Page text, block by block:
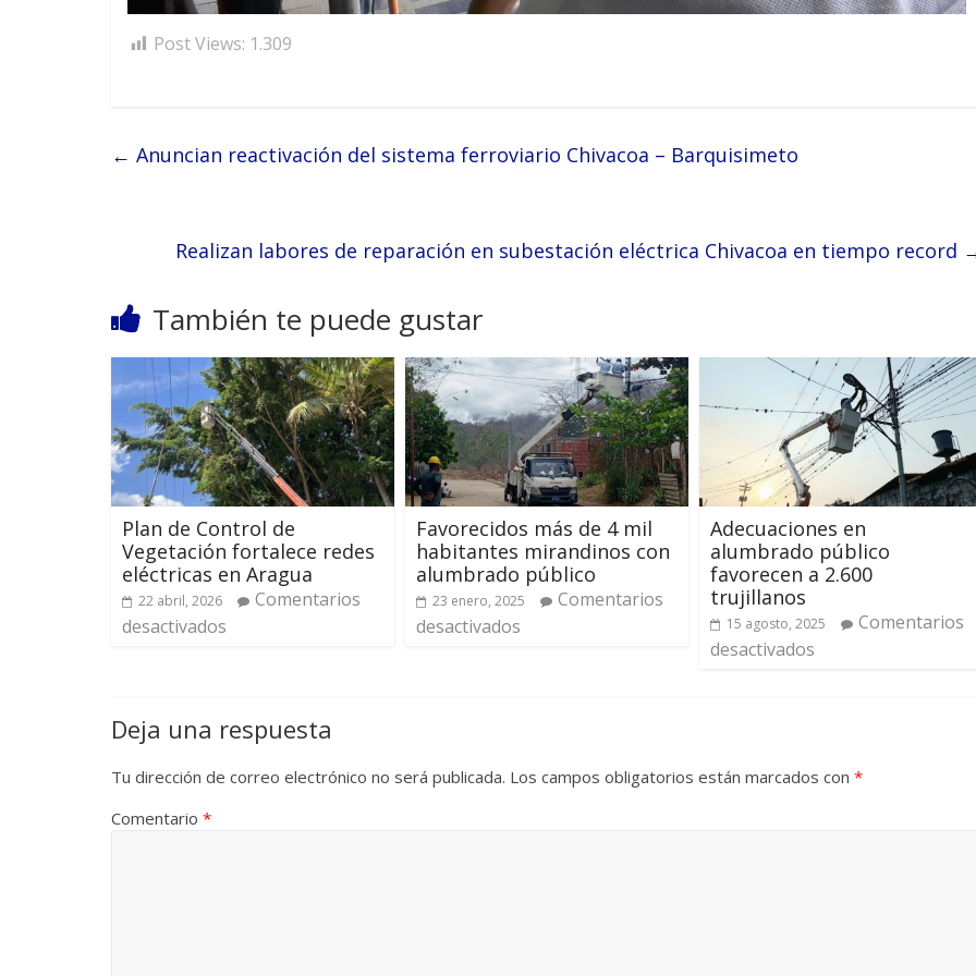
Post Views: 1.309
← Anuncian reactivación del sistema ferroviario Chivacoa – Barquisimeto
Realizan labores de reparación en subestación eléctrica Chivacoa en tiempo record
También te puede gustar
Plan de Control de
Vegetación fortalece redes
eléctricas en Aragua
22 abril, 2026
Comentarios
desactivados
Favorecidos más de 4 mil
habitantes mirandinos con
alumbrado público
23 enero, 2025
Comentarios
desactivados
Adecuaciones en
alumbrado público
favorecen a 2.600
trujillanos
15 agosto, 2025
Comentarios
desactivados
Deja una respuesta
Tu dirección de correo electrónico no será publicada. Los campos obligatorios están marcados con *
Comentario *